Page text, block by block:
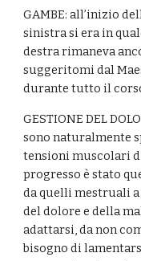
GAMBE: all’inizio
sinistra si era in
destra rimaneva
suggeritomi dal
durante tutto il
GESTIONE DEL
sono naturalmente
tensioni muscolari
progresso è stato
da quelli mestruali
del dolore e della
adattarsi, da non
bisogno di